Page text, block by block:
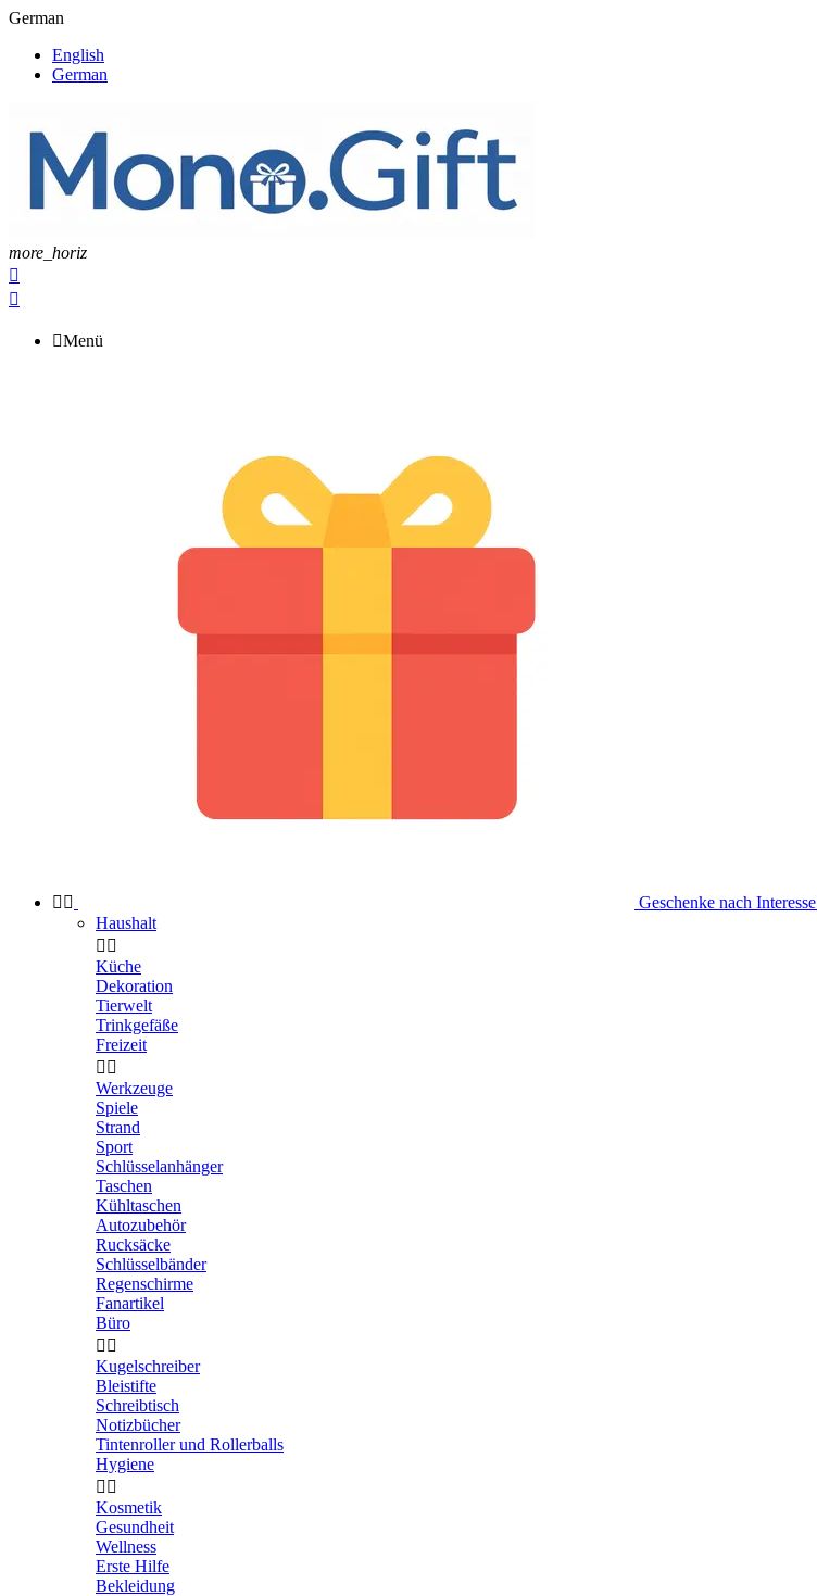
German
English
German
more_horiz


Menü
  Geschenke nach Interesse
Haushalt
 
Küche
Dekoration
Tierwelt
Trinkgefäße
Freizeit
 
Werkzeuge
Spiele
Strand
Sport
Schlüsselanhänger
Taschen
Kühltaschen
Autozubehör
Rucksäcke
Schlüsselbänder
Regenschirme
Fanartikel
Büro
 
Kugelschreiber
Bleistifte
Schreibtisch
Notizbücher
Tintenroller und Rollerballs
Hygiene
 
Kosmetik
Gesundheit
Wellness
Erste Hilfe
Bekleidung